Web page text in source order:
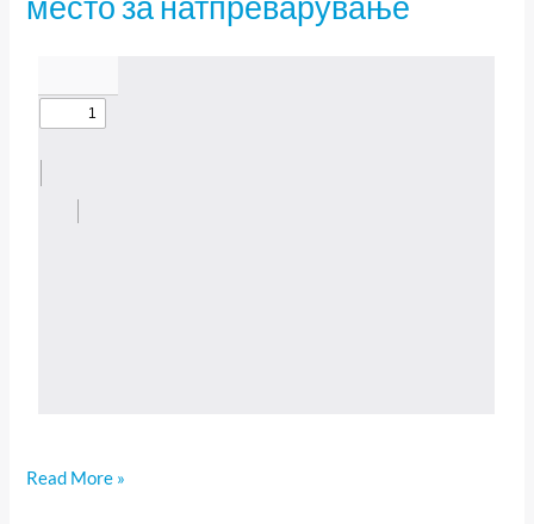
ученици
натпревар
Read More »